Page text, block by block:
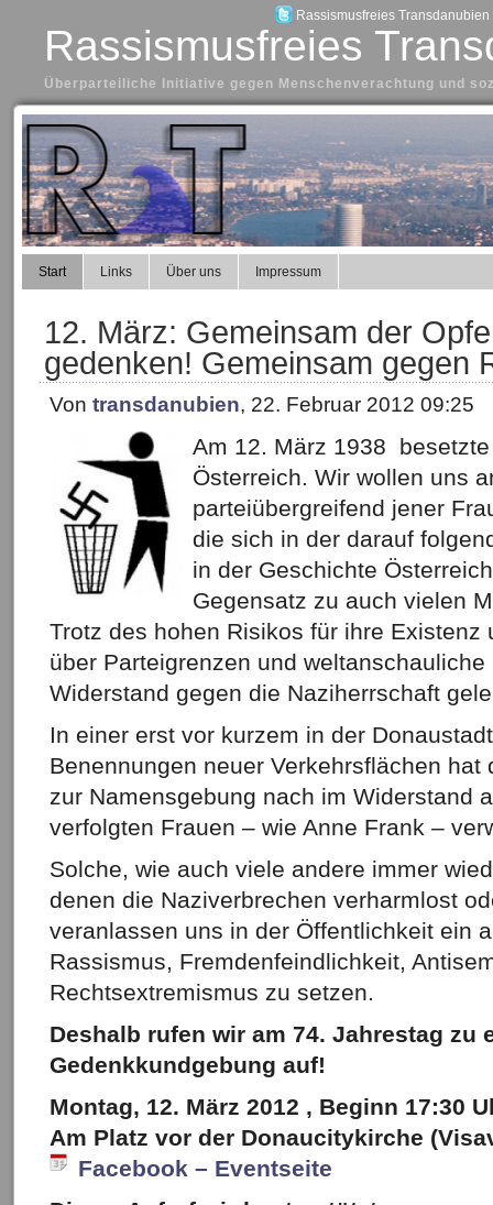
Rassismusfreies Transdanubien
Rassismusfreies
Überparteiliche Initiative gegen Menschenverachtung und
Start Links Über uns Impressum
12. März: Gemeinsam der
gedenken! Gemeinsam gegen
Von transdanubien, 22. Februar 2012 09:25
Am 12. März 1938
Österreich. Wir wollen uns
parteiübergreifend jener
die sich in der darauf
in der Geschichte
Gegensatz zu auch vielen
Trotz des hohen Risikos für ihre Existenz
über Parteigrenzen und
Widerstand gegen die Naziherrschaft
In einer erst vor kurzem in der
Benennungen neuer Verkehrsflächen hat
zur Namensgebung nach im Widerstand
verfolgten Frauen – wie Anne Frank –
Solche, wie auch viele andere immer
denen die Naziverbrechen verharmlost
veranlassen uns in der Öffentlichkeit ein
Rassismus, Fremdenfeindlichkeit,
Rechtsextremismus zu setzen.
Deshalb rufen wir am 74. Jahrestag zu
Gedenkkundgebung auf!
Montag, 12. März 2012 , Beginn 17:30
Am Platz vor der Donaucitykirche
Facebook – Eventseite